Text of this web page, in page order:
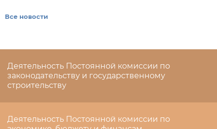
Все новости
Деятельность Постоянной комиссии по
законодательству и государственному
строительству
Деятельность Постоянной комиссии по